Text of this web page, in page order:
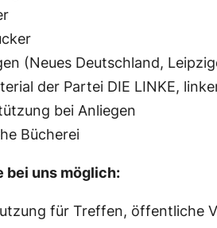
(Neues Deutschland,
der Partei DIE LINKE,
bei Anliegen
Bücherei
bei uns möglich:
für Treffen, öffentliche